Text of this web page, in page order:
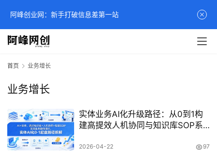
首页 业务增长
业务增长
实体业务AI化升级路径：从0到1构
建高提效人机协同与知识库SOP系
2026-04-22 97
阿峰创业网：新手打破信息差第一站